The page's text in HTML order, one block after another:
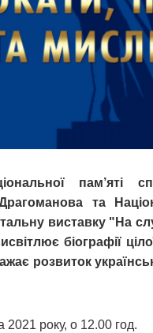
пам’яті
та
виставку "На
біографії
розвиток
2021 року, о 12.00 год.